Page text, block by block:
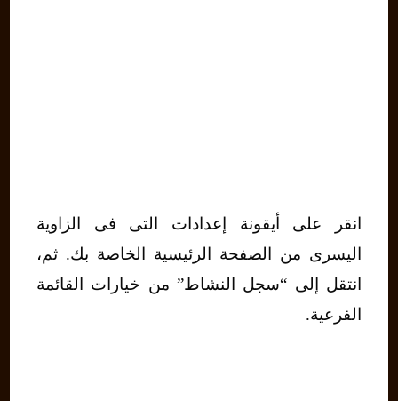
انقر على أيقونة إعدادات التى فى الزاوية
اليسرى من الصفحة الرئيسية الخاصة بك. ثم،
انتقل إلى “سجل النشاط” من خيارات القائمة
الفرعية.